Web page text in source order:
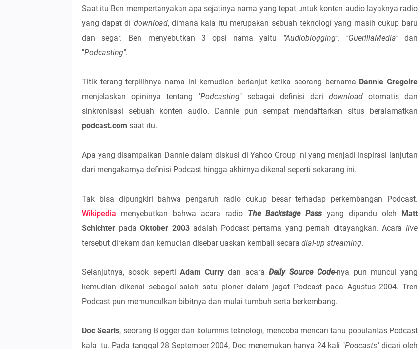
Saat itu Ben mempertanyakan apa sejatinya nama yang tepat untuk konten audio layaknya radio
yang dapat di download, dimana kala itu merupakan sebuah teknologi yang masih cukup baru
dan segar. Ben menyebutkan 3 opsi nama yaitu "Audioblogging", "GuerillaMedia"dan
"Podcasting".
Titik terang terpilihnya nama ini kemudian berlanjut ketika seorang bernama Dannie Gregoire
menjelaskan opininya tentang "Podcasting" sebagai definisi dari download otomatis dan
sinkronisasi sebuah konten audio. Dannie pun sempat mendaftarkan situs beralamatkan
podcast.com saat itu.
Apa yang disampaikan Dannie dalam diskusi di Yahoo Group ini yang menjadi inspirasi lanjutan
dari mengakarnya definisi Podcast hingga akhirnya dikenal seperti sekarang ini.
Tak bisa dipungkiri bahwa pengaruh radio cukup besar terhadap perkembangan Podcast.
Wikipedia menyebutkan bahwa acara radio The Backstage Pass yang dipandu oleh Matt
Schichter padaOktober 2003adalah Podcast pertama yang pernah ditayangkan. Acaralive
tersebut direkam dan kemudian disebarluaskan kembali secara dial-up streaming.
Selanjutnya, sosok seperti Adam Curry dan acara Daily Source Code-nya pun muncul yang
kemudian dikenal sebagai salah satu pioner dalam jagat Podcast pada Agustus 2004. Tren
Podcast pun memunculkan bibitnya dan mulai tumbuh serta berkembang.
Doc Searls, seorang Blogger dan kolumnis teknologi, mencoba mencari tahu popularitas Podcast
kala itu. Pada tanggal 28 September 2004, Doc menemukan hanya 24 kali "Podcasts" dicari oleh